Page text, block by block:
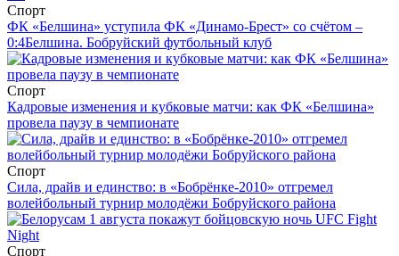
Спорт
ФК «Белшина» уступила ФК «Динамо-Брест» со счётом –
0:4Белшина. Бобруйский футбольный клуб
Спорт
Кадровые изменения и кубковые матчи: как ФК «Белшина»
провела паузу в чемпионате
Спорт
Сила, драйв и единство: в «Бобрёнке-2010» отгремел
волейбольный турнир молодёжи Бобруйского района
Спорт